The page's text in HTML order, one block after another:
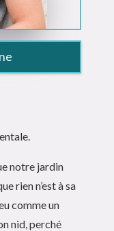
notre jardin
rien n’est à sa
comme un
nid, perché